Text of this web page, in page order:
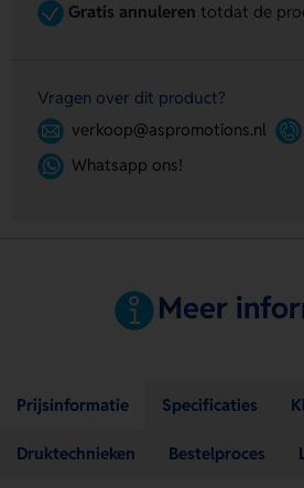
Gratis annuleren totdat de
Vragen over dit product?
verkoop@aspromotions.nl
Whatsapp ons!
Meer
Prijsinformatie Specificaties
Druktechnieken Bestelproces